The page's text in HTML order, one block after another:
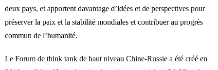
deux pays, et apportent davantage d’idées et de perspectives pour
préserver la paix et la stabilité mondiales et contribuer au progrès
commun de l’humanité.
Le Forum de think tank de haut niveau Chine-Russie a été créé en